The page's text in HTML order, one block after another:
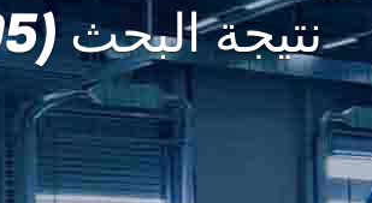
نتيجة البحث (295)